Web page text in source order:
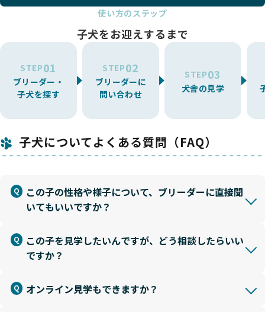
使い方のステップ
子犬をお迎えするまで
STEP01
ブリーダー・
子犬を探す
STEP02
ブリーダーに
問い合わせ
STEP03
犬舎の見学
子犬についてよくある質問（FAQ）
この子の性格や様子について、ブリーダーに直接聞
いてもいいですか？
この子を見学したいんですが、どう相談したらいい
ですか？
オンライン見学もできますか？